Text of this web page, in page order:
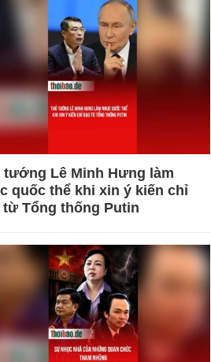
tướng Lê Minh Hưng làm
quốc thể khi xin ý kiến chỉ
từ Tổng thống Putin